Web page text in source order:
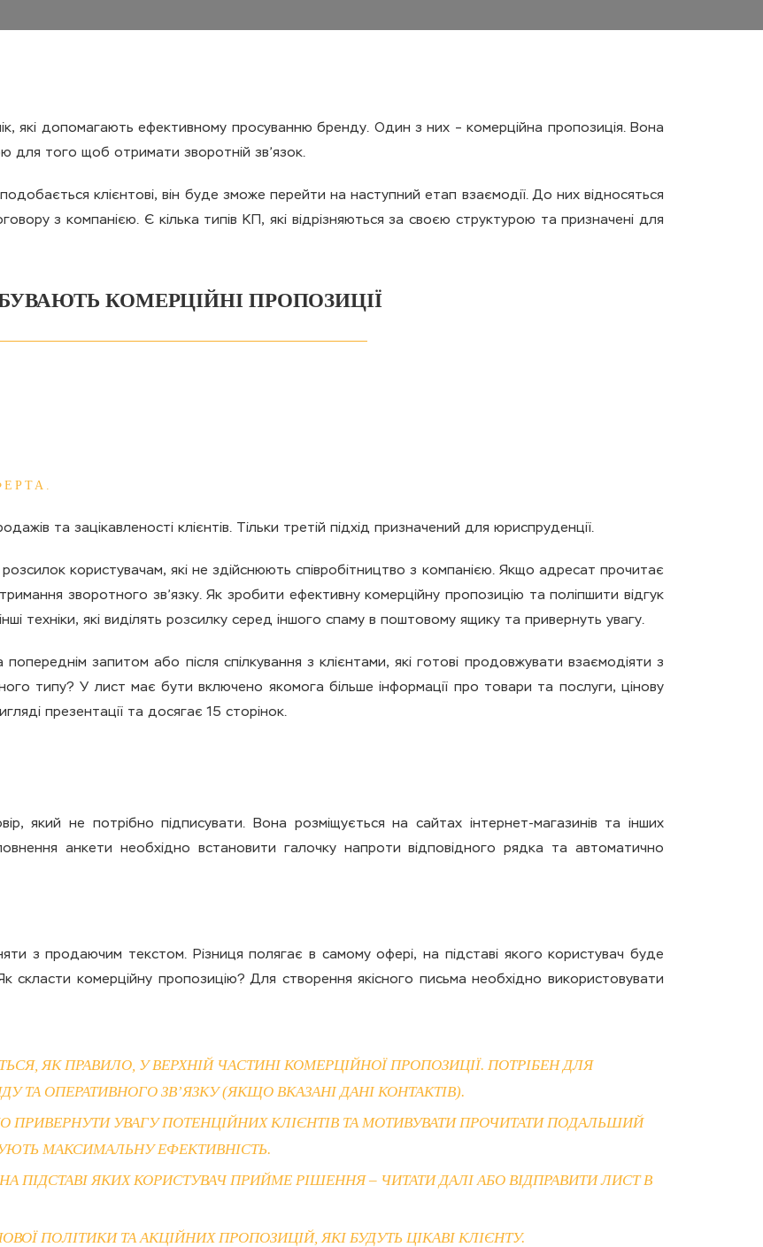
які допомагають ефективному просуванню бренду. Один з них – комерційна пропозиція. Вона
того щоб отримати зворотній зв’язок.
клієнтові, він буде зможе перейти на наступний етап взаємодії. До них відносяться
з компанією. Є кілька типів КП, які відрізняються за своєю структурою та призначені для
КОМЕРЦІЙНІ ПРОПОЗИЦІЇ
та зацікавленості клієнтів. Тільки третій підхід призначений для юриспруденції.
користувачам, які не здійснюють співробітництво з компанією. Якщо адресат прочитає
зворотного зв’язку. Як зробити ефективну комерційну пропозицію та поліпшити відгук
техніки, які виділять розсилку серед іншого спаму в поштовому ящику та привернуть увагу.
запитом або після спілкування з клієнтами, які готові продовжувати взаємодіяти з
типу? У лист має бути включено якомога більше інформації про товари та послуги, цінову
презентації та досягає 15 сторінок.
який не потрібно підписувати. Вона розміщується на сайтах інтернет-магазинів та інших
анкети необхідно встановити галочку напроти відповідного рядка та автоматично
з продаючим текстом. Різниця полягає в самому офері, на підставі якого користувач буде
скласти комерційну пропозицію? Для створення якісного письма необхідно використовувати
ЯК ПРАВИЛО, У ВЕРХНІЙ ЧАСТИНІ КОМЕРЦІЙНОЇ ПРОПОЗИЦІЇ. ПОТРІБЕН ДЛЯ
ОПЕРАТИВНОГО ЗВ’ЯЗКУ (ЯКЩО ВКАЗАНІ ДАНІ КОНТАКТІВ).
УВАГУ ПОТЕНЦІЙНИХ КЛІЄНТІВ ТА МОТИВУВАТИ ПРОЧИТАТИ ПОДАЛЬШИЙ
МАКСИМАЛЬНУ ЕФЕКТИВНІСТЬ.
ПІДСТАВІ ЯКИХ КОРИСТУВАЧ ПРИЙМЕ РІШЕННЯ – ЧИТАТИ ДАЛІ АБО ВІДПРАВИТИ ЛИСТ В
ПОЛІТИКИ ТА АКЦІЙНИХ ПРОПОЗИЦІЙ, ЯКІ БУДУТЬ ЦІКАВІ КЛІЄНТУ.